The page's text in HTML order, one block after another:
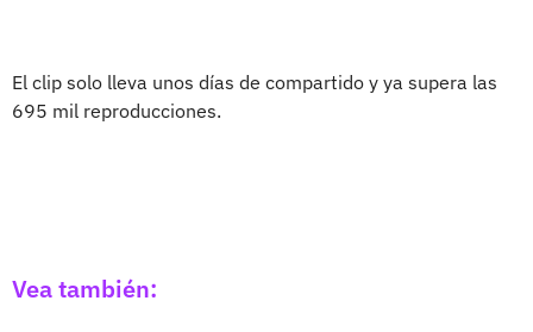
El clip solo lleva unos días de compartido y ya supera las
695 mil reproducciones.
Vea también: